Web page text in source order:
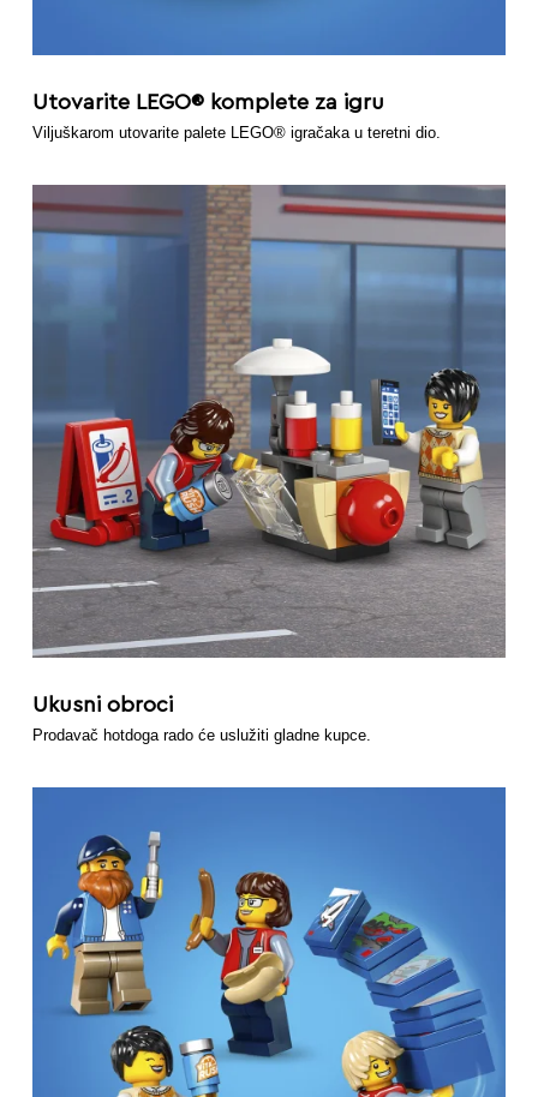
Utovarite LEGO® komplete za igru
Viljuškarom utovarite palete LEGO® igračaka u teretni dio.
Ukusni obroci
Prodavač hotdoga rado će uslužiti gladne kupce.